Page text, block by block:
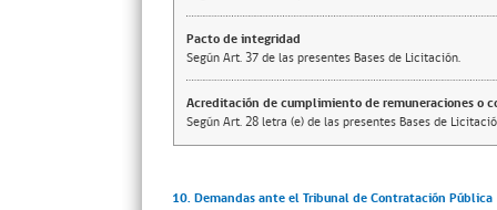
Pacto de integridad
Según Art. 37 de las presentes Bases de Licitación.
Acreditación de cumplimiento de remuneraciones o
Según Art. 28 letra (e) de las presentes Bases de
10. Demandas ante el Tribunal de Contratación Pública